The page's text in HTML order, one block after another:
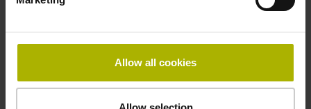
Allow all cookies
体污染，编码器和光栅尺必须可在此条件
有效减小光散射和衍射，进而确保在结露
就是说，可在无密封空气情况下，可以可
靠提供高精度的位置反馈信息。